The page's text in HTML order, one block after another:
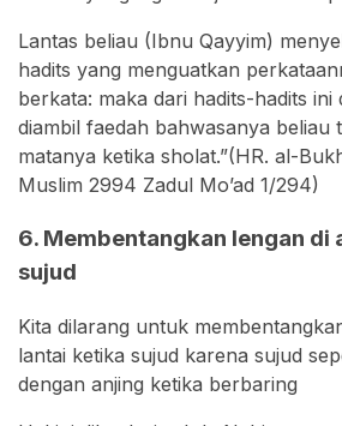
Lantas beliau (Ibnu Qayyim)
hadits yang menguatkan
berkata: maka dari hadits-hadits ini
diambil faedah bahwasanya beliau
matanya ketika sholat.”(HR. al-
Muslim 2994 Zadul Mo’ad 1/294)
6. Membentangkan lengan di
sujud
Kita dilarang untuk
lantai ketika sujud karena sujud
dengan anjing ketika berbaring